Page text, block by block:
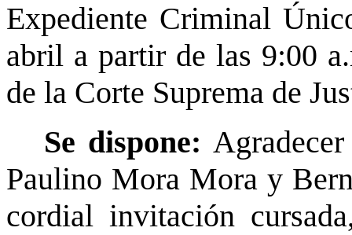
Expediente Criminal
abril a partir de las 9:00
de la Corte Suprema de
Se dispone:
Paulino Mora Mora y
cordial invitación